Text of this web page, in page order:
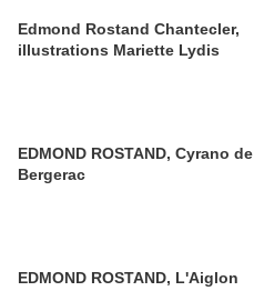
Edmond Rostand Chantecler,
illustrations Mariette Lydis
EDMOND ROSTAND, Cyrano de
Bergerac
EDMOND ROSTAND, L'Aiglon